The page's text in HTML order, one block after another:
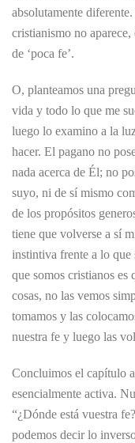
absolutamente
cristianismo no
de ‘poca fe’.
O, planteamos una
vida y todo lo que me
luego lo examino a la
hacer. El pagano no
nada acerca de Él; no
suyo, ni de sí mismo
de los propósitos
tiene que volverse a sí
instintiva frente a lo que
que somos cristianos es
cosas, no las vemos
tomamos y las
nuestra fe y luego las
Concluimos el capítulo
esencialmente activa.
“¿Dónde está vuestra
podemos decir lo